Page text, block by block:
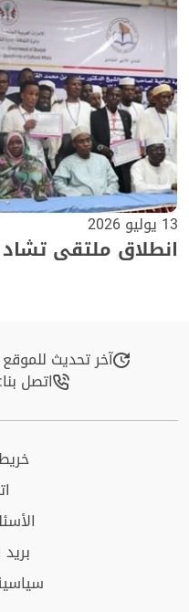
13 يوليو 2026
انطلاق ملتقى
آخر تحديث
اتصل